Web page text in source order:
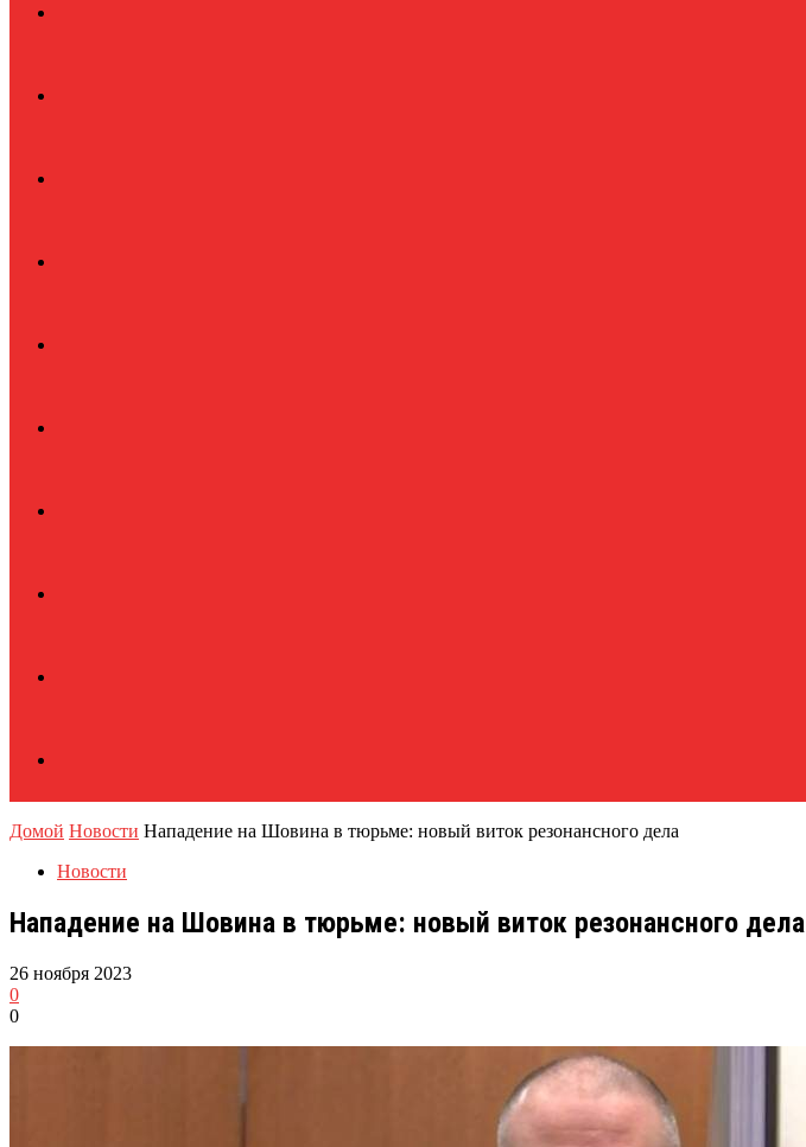
Домой Новости Нападение на Шовина в тюрьме: новый виток резонансного дела
Новости
Нападение на Шовина в тюрьме: новый виток резонансного дела
26 ноября 2023
0
0